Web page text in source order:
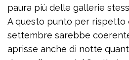
paura più delle gallerie
A questo punto per rispetto
settembre sarebbe
aprisse anche di notte